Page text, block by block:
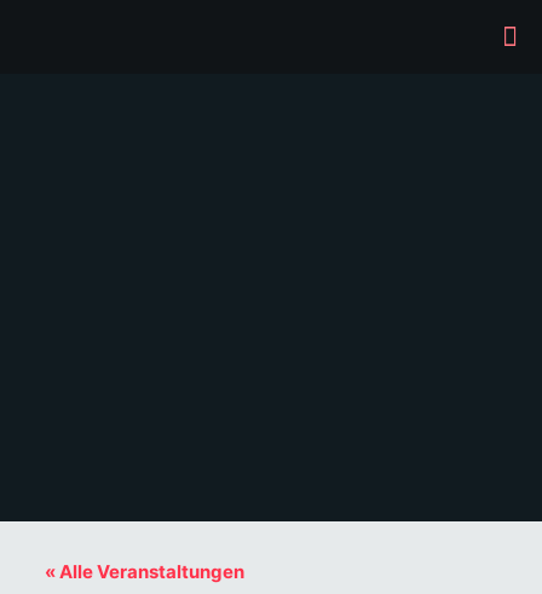
« Alle Veranstaltungen